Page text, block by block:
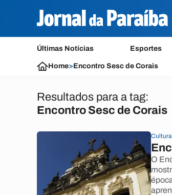
Últimas Notícias Esportes
Home>Encontro Sesc de Corais
Resultados para a tag:
Encontro Sesc de Corais
Cultura
O